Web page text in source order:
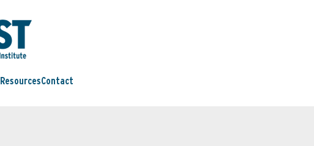
ResourcesContact